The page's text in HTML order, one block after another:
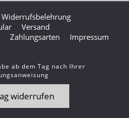
Widerrufsbelehrung
Versand
Zahlungsarten
Impressum
ab dem Tag nach Ihrer
widerrufen